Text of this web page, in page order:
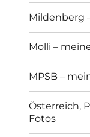
Mildenberg
Molli –
MPSB –
Österreich,
Fotos